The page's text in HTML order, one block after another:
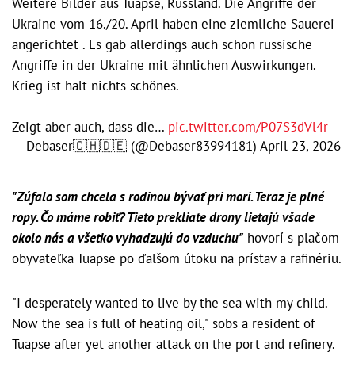
Ukraine vom 16./20. April haben eine ziemliche Sauerei
angerichtet . Es gab allerdings auch schon russische
Angriffe in der Ukraine mit ähnlichen Auswirkungen.
Krieg ist halt nichts schönes.
Zeigt aber auch, dass die… pic.twitter.com/P07S3dVl4r
— Debaser🇨🇭🇩🇪 (@Debaser83994181) April 23, 2026
"Zúfalo som chcela s rodinou bývať pri mori. Teraz je plné
ropy. Čo máme robiť? Tieto prekliate drony lietajú všade
okolo nás a všetko vyhadzujú do vzduchu" hovorí s plačom
obyvateľka Tuapse po ďalšom útoku na prístav a rafinériu.
"I desperately wanted to live by the sea with my child.
Now the sea is full of heating oil," sobs a resident of
Tuapse after yet another attack on the port and refinery.